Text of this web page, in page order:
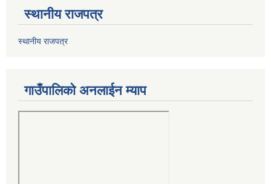
स्थानीय राजपत्र
स्थानीय राजपत्र
गाउँपालिको अनलाईन म्याप